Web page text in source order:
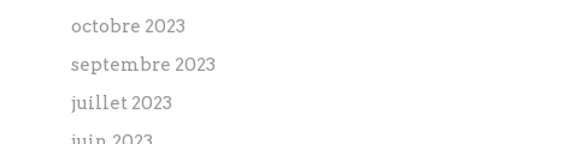
octobre 2023
septembre 2023
juillet 2023